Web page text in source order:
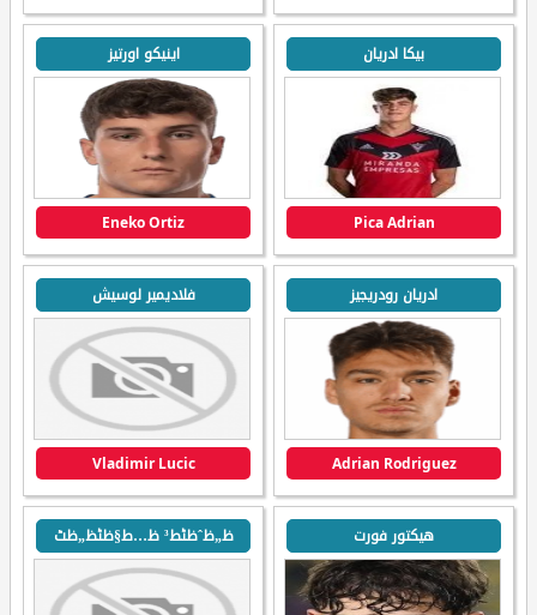
بيكا ادريان
Pica Adrian
اينيكو اورتيز
Eneko Ortiz
ادريان رودريجيز
Adrian Rodriguez
فلاديمير لوسيش
Vladimir Lucic
هيكتور فورت ظ„ظˆظٹط³ ظ…ط§ظٹظ„ظٹ